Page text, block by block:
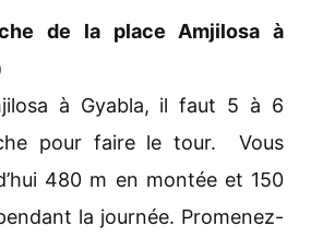
de la place Amjilosa à
à Gyabla, il faut 5 à 6
pour faire le tour. Vous
480 m en montée et 150
la journée. Promenez-